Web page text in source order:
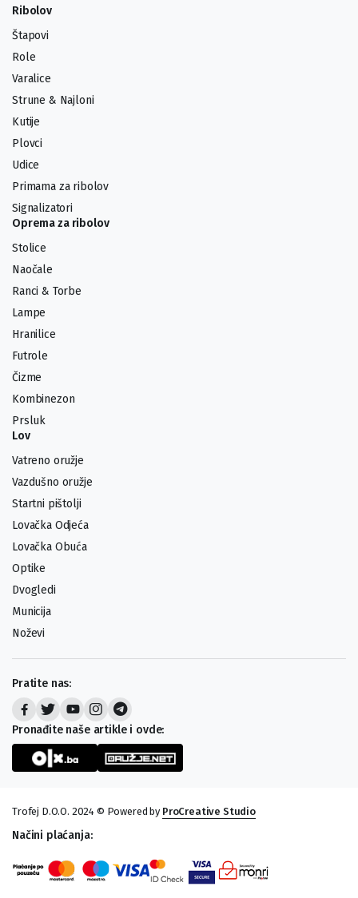
Ribolov
Štapovi
Role
Varalice
Strune & Najloni
Kutije
Plovci
Udice
Primama za ribolov
Signalizatori
Oprema za ribolov
Stolice
Naočale
Ranci & Torbe
Lampe
Hranilice
Futrole
Čizme
Kombinezon
Prsluk
Lov
Vatreno oružje
Vazdušno oružje
Startni pištolji
Lovačka Odjeća
Lovačka Obuća
Optike
Dvogledi
Municija
Noževi
Pratite nas:
Pronađite naše artikle i ovde:
Trofej D.O.O. 2024 © Powered by ProCreative Studio
Načini plaćanja: